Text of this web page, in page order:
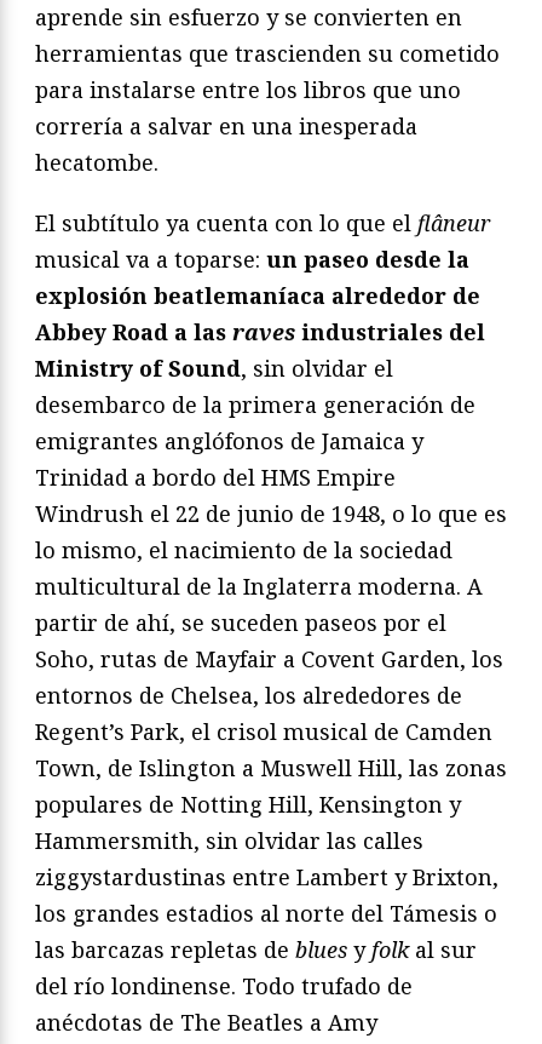
aprende sin esfuerzo y se convierten en
herramientas que trascienden su cometido
para instalarse entre los libros que uno
correría a salvar en una inesperada
hecatombe.
El subtítulo ya cuenta con lo que el flâneur
musical va a toparse: un paseo desde la
explosión beatlemaníaca alrededor de
Abbey Road a las raves industriales del
Ministry of Sound, sin olvidar el
desembarco de la primera generación de
emigrantes anglófonos de Jamaica y
Trinidad a bordo del HMS Empire
Windrush el 22 de junio de 1948, o lo que es
lo mismo, el nacimiento de la sociedad
multicultural de la Inglaterra moderna. A
partir de ahí, se suceden paseos por el
Soho, rutas de Mayfair a Covent Garden, los
entornos de Chelsea, los alrededores de
Regent’s Park, el crisol musical de Camden
Town, de Islington a Muswell Hill, las zonas
populares de Notting Hill, Kensington y
Hammersmith, sin olvidar las calles
ziggystardustinas entre Lambert y Brixton,
los grandes estadios al norte del Támesis o
las barcazas repletas de blues y folkal sur
del río londinense. Todo trufado de
anécdotas de The Beatles a Amy